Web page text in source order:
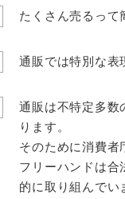
たくさん売るって
通販では特別な表
通販は不特定多数
ります。
そのために消費者
フリーハンドは合
的に取り組んでい